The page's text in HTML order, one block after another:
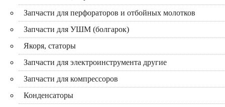
Запчасти для перфораторов и отбойных молотков
Запчасти для УШМ (болгарок)
Якоря, статоры
Запчасти для электроинструмента другие
Запчасти для компрессоров
Конденсаторы